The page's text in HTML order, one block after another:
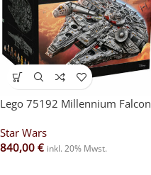
Lego 75192 Millennium Falcon
Star Wars
840,00 € inkl. 20% Mwst.